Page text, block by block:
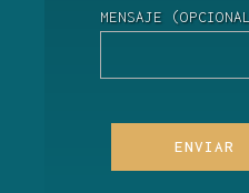
MENSAJE
ENVIAR